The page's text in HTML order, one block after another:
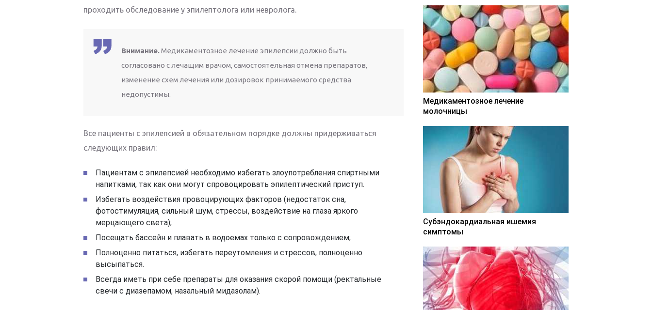
проходить обследование у эпилептолога или невролога.
Внимание.Медикаментозное лечение эпилепсии должно быть
согласовано с лечащим врачом, самостоятельная отмена препаратов,
изменение схем лечения или дозировок принимаемого средства
недопустимы.
Все пациенты с эпилепсией в обязательном порядке должны придерживаться
следующих правил:
Пациентам с эпилепсией необходимо избегать злоупотребления спиртными
напитками, так как они могут спровоцировать эпилептический приступ.
Избегать воздействия провоцирующих факторов (недостаток сна,
фотостимуляция, сильный шум, стрессы, воздействие на глаза яркого
мерцающего света);
Посещать бассейн и плавать в водоемах только с сопровождением;
Полноценно питаться, избегать переутомления и стрессов, полноценно
высыпаться.
Всегда иметь при себе препараты для оказания скорой помощи (ректальные
свечи с диазепамом, назальный мидазолам).
Медикаментозное лечение
молочницы
Субэндокардиальная ишемия
симптомы